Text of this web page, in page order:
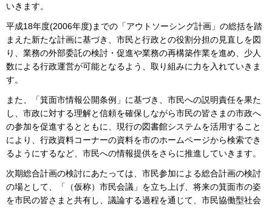
いきます。
平成18年度(2006年度)までの「アウトソーシング計画」の総括を踏
まえた新たな計画に基づき、市民と行政との役割分担の見直しを図
り、業務の外部委託の検討・促進や業務の再構築作業を進め、少人
数による行政運営が可能となるよう、取り組みに力を入れていきま
す。
また、「箕面市情報公開条例」に基づき、市民への説明責任を果た
し、市政に対する理解と信頼を確保しながら市民の皆さまの市政へ
の参加を促進するとともに、現行の図書館システムを活用すること
により、行政資料コーナーの資料を市のホームページから検索でき
るようにするなど、市民への情報提供をさらに推進していきます。
次期総合計画の検討にあたっては、市民参加による総合計画の検討
の場として、「（仮称）市民会議」を立ち上げ、将来の箕面市の姿
を市民の皆さまと共有し、議論する過程を通じて、市民協働型社会